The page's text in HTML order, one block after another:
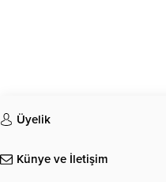
Üyelik
Künye ve İletişim